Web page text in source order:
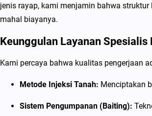
jenis rayap, kami menjamin bahwa
mahal biayanya.
Keunggulan Layanan Spesialis
Kami percaya bahwa kualitas pengerjaan
Metode Injeksi Tanah: Menciptakan
Sistem Pengumpanan (Baiting):